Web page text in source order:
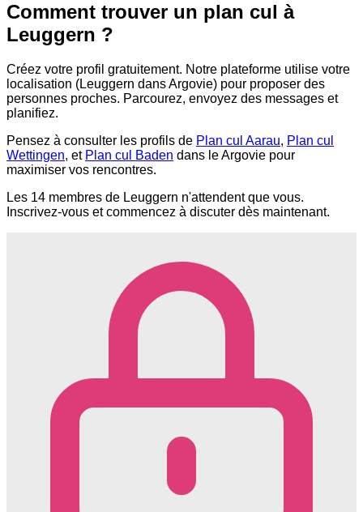
Comment trouver un plan cul à
Leuggern ?
Créez votre profil gratuitement. Notre plateforme utilise votre
localisation (Leuggern dans Argovie) pour proposer des
personnes proches. Parcourez, envoyez des messages et
planifiez.
Pensez à consulter les profils de Plan cul Aarau, Plan cul
Wettingen, et Plan cul Baden dans le Argovie pour
maximiser vos rencontres.
Les 14 membres de Leuggern n'attendent que vous.
Inscrivez-vous et commencez à discuter dès maintenant.